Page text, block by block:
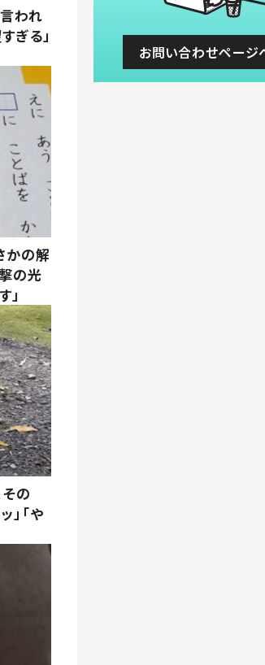
われ
ぎる」
かの解
の光
」
の
」「や
お問い合わせページ